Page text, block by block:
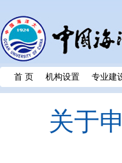
首 页 机构设置 专业建
关于